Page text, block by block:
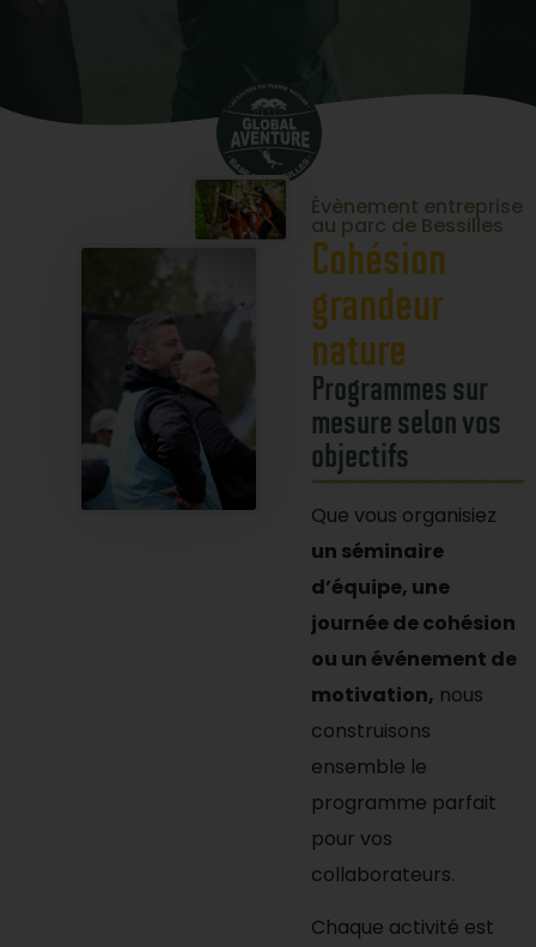
Évènement entreprise
au parc de Bessilles
Cohésion
grandeur
nature
Programmes sur
mesure selon vos
objectifs
Que vous organisiez
un séminaire
d’équipe, une
journée de cohésion
ou un événement de
motivation, nous
construisons
ensemble le
programme parfait
pour vos
collaborateurs.
Chaque activité est